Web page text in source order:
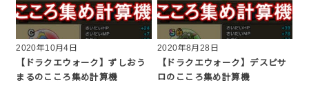
2020年10月4日
【ドラクエウォーク】ずしおう
まるのこころ集め計算機
2020年8月28日
【ドラクエウォーク】デスピサ
ロのこころ集め計算機